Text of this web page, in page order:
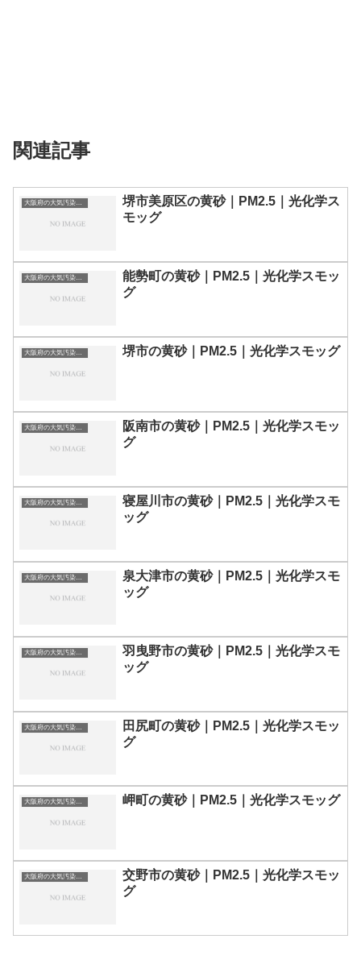
関連記事
大阪府の大気汚染・PM2.5・黄砂・エアロゾルの数値
堺市美原区の黄砂｜PM2.5｜光化学ス
モッグ
大阪府の大気汚染・PM2.5・黄砂・エアロゾルの数値
能勢町の黄砂｜PM2.5｜光化学スモッ
グ
大阪府の大気汚染・PM2.5・黄砂・エアロゾルの数値 堺市の黄砂｜PM2.5｜光化学スモッグ
大阪府の大気汚染・PM2.5・黄砂・エアロゾルの数値
阪南市の黄砂｜PM2.5｜光化学スモッ
グ
大阪府の大気汚染・PM2.5・黄砂・エアロゾルの数値
寝屋川市の黄砂｜PM2.5｜光化学スモ
ッグ
大阪府の大気汚染・PM2.5・黄砂・エアロゾルの数値
泉大津市の黄砂｜PM2.5｜光化学スモ
ッグ
大阪府の大気汚染・PM2.5・黄砂・エアロゾルの数値
羽曳野市の黄砂｜PM2.5｜光化学スモ
ッグ
大阪府の大気汚染・PM2.5・黄砂・エアロゾルの数値
田尻町の黄砂｜PM2.5｜光化学スモッ
グ
大阪府の大気汚染・PM2.5・黄砂・エアロゾルの数値 岬町の黄砂｜PM2.5｜光化学スモッグ
大阪府の大気汚染・PM2.5・黄砂・エアロゾルの数値
交野市の黄砂｜PM2.5｜光化学スモッ
グ